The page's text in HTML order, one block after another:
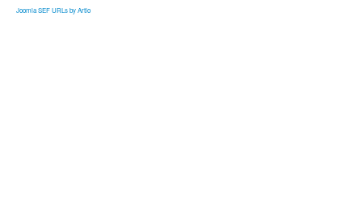
Joomla SEF URLs by Artio